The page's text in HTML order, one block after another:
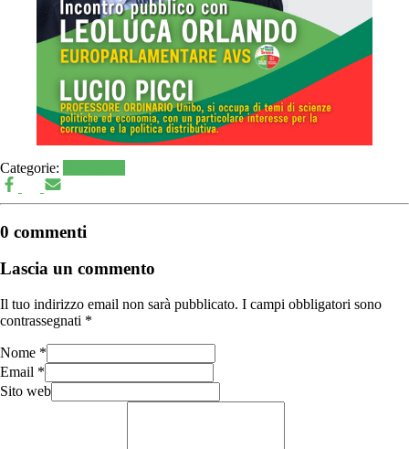
Categorie:
0 commenti
Lascia un commento
Il tuo indirizzo email non sarà pubblicato. I campi obbligatori sono
contrassegnati *
Nome *
Email *
Sito web